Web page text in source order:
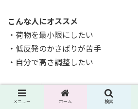
こんな人にオススメ
・荷物を最小限にしたい
・低反発のかさばりが苦手
・自分で高さ調整したい
メニュー ホーム 検索